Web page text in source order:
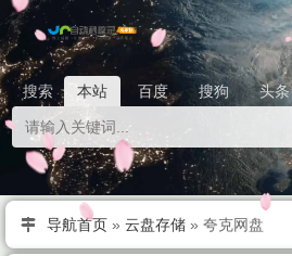
搜索 本站 百度 搜狗 头条
导航首页 » 云盘存储 » 夸克网盘